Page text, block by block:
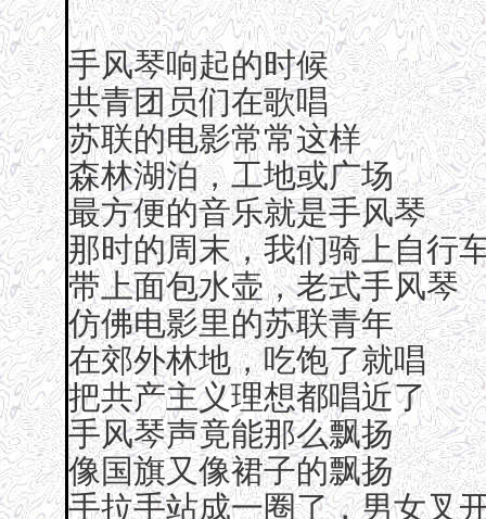
手风琴响起的时候
共青团员们在歌唱
苏联的电影常常这样
森林湖泊，工地或广场
最方便的音乐就是手风琴
那时的周末，我们骑上自行
带上面包水壶，老式手风琴
仿佛电影里的苏联青年
在郊外林地，吃饱了就唱
把共产主义理想都唱近了
手风琴声竟能那么飘扬
像国旗又像裙子的飘扬
手拉手站成一圈了，男女叉